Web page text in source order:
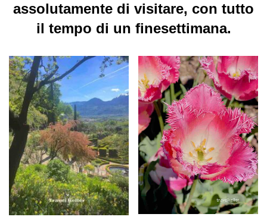
assolutamente di visitare, con tutto
il tempo di un finesettimana.